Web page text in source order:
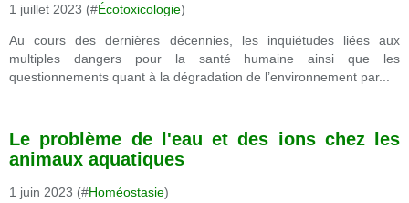
1 juillet 2023 (#Écotoxicologie)
Au cours des dernières décennies, les inquiétudes liées aux
multiples dangers pour la santé humaine ainsi que les
questionnements quant à la dégradation de l’environnement par...
Le problème de l'eau et des ions chez les
animaux aquatiques
1 juin 2023 (#Homéostasie)